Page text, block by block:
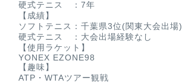
硬式テニス ：7年
【成績】
ソフトテニス：千葉県3位(関東大会出場)
硬式テニス ：大会出場経験なし
【使用ラケット】
YONEX EZONE98
【趣味】
ATP・WTAツアー観戦